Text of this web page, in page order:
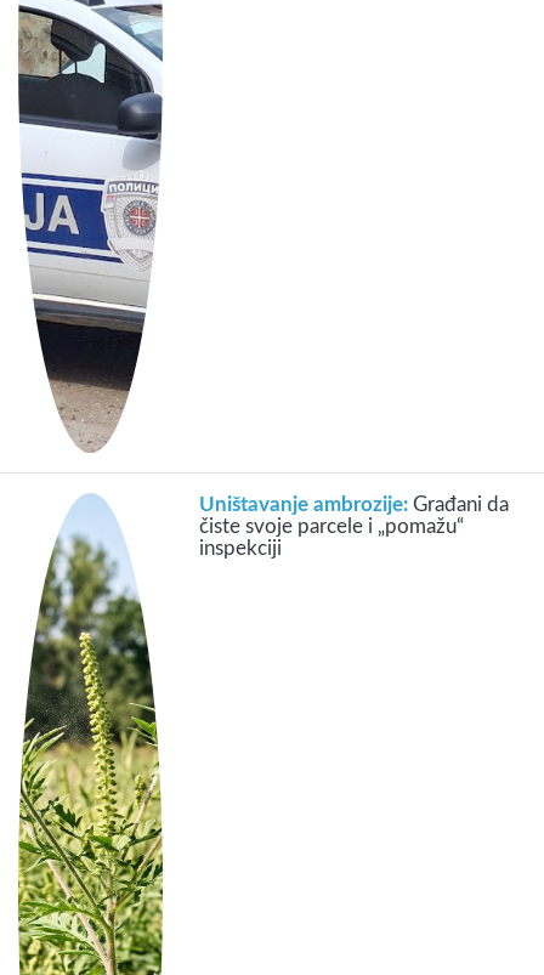
Uništavanje ambrozije:Građani da
čiste svoje parcele i „pomažu“
inspekciji